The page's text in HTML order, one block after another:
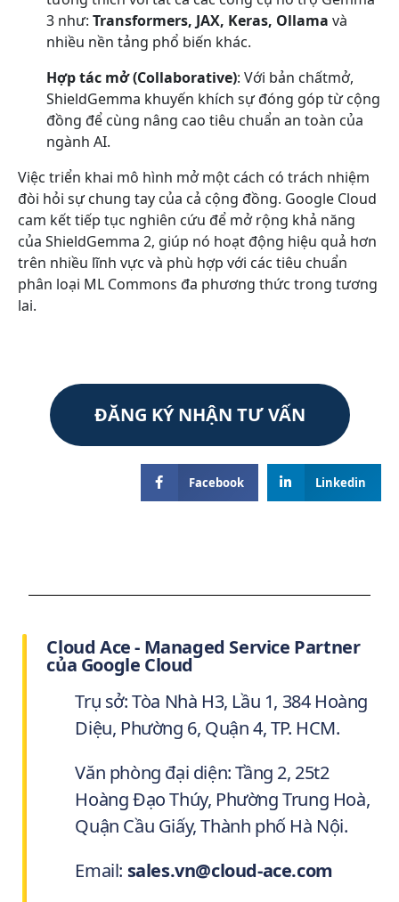
3 như: Transformers, JAX, Keras, Ollama và
nhiều nền tảng phổ biến khác.
Hợp tác mở (Collaborative): Với bản chấtmở,
ShieldGemma khuyến khích sự đóng góp từ cộng
đồng để cùng nâng cao tiêu chuẩn an toàn của
ngành AI.
Việc triển khai mô hình mở một cách có trách nhiệm
đòi hỏi sự chung tay của cả cộng đồng. Google Cloud
cam kết tiếp tục nghiên cứu để mở rộng khả năng
của ShieldGemma 2, giúp nó hoạt động hiệu quả hơn
trên nhiều lĩnh vực và phù hợp với các tiêu chuẩn
phân loại ML Commons đa phương thức trong tương
lai.
ĐĂNG KÝ NHẬN TƯ VẤN
Facebook Linkedin
Cloud Ace - Managed Service Partner
của Google Cloud
Trụ sở: Tòa Nhà H3, Lầu 1, 384 Hoàng
Diệu, Phường 6, Quận 4, TP. HCM.
Văn phòng đại diện: Tầng 2, 25t2
Hoàng Đạo Thúy, Phường Trung Hoà,
Quận Cầu Giấy, Thành phố Hà Nội.
Email: sales.vn@cloud-ace.com